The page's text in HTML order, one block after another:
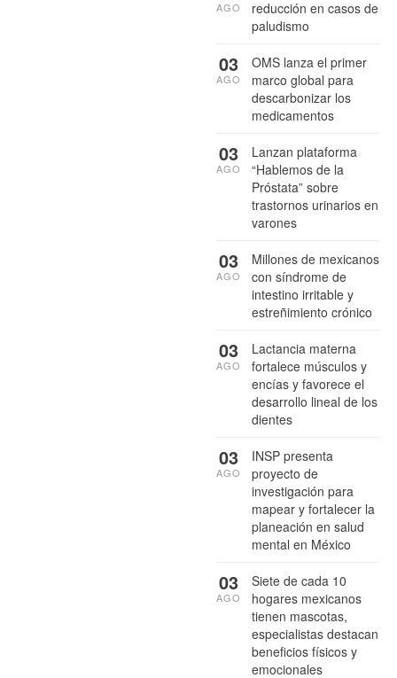
reducción en casos de
paludismo
AGO
OMS lanza el primer
marco global para
descarbonizar los
medicamentos
03
AGO
Lanzan plataforma
“Hablemos de la
Próstata” sobre
trastornos urinarios en
varones
03
AGO
Millones de mexicanos
con síndrome de
intestino irritable y
estreñimiento crónico
03
AGO
Lactancia materna
fortalece músculos y
encías y favorece el
desarrollo lineal de los
dientes
03
AGO
INSP presenta
proyecto de
investigación para
mapear y fortalecer la
planeación en salud
mental en México
03
AGO
Siete de cada 10
hogares mexicanos
tienen mascotas,
especialistas destacan
beneficios físicos y
emocionales
03
AGO